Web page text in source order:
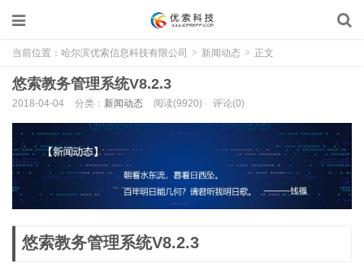
当前位置： 哈尔滨优索信息科技有限公司 > 新闻动态 > 正文
悠索教务管理系统V8.2.3
2018-04-04 分类： 新闻动态 阅读(9920) 评论(0)
悠索教务管理系统V8.2.3